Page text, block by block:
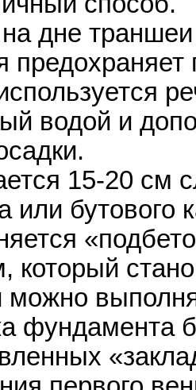
дне траншеи
водой и
15-20 см
или бутового
который
можно
фундамента